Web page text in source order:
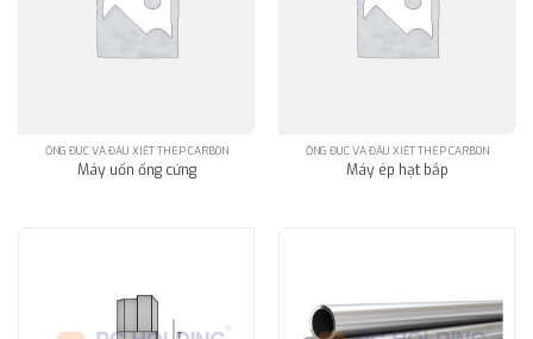
ỐNG ĐÚC VÀ ĐẦU XIẾT THÉP CARBON
Máy uốn ống cứng
ỐNG ĐÚC VÀ ĐẦU XIẾT THÉP CARBON
Máy ép hạt bắp